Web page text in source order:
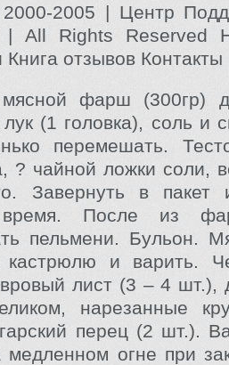
2005 | Центр
| All Rights Reserved
отзывов Контакты
фарш (300гр)
(1 головка), соль и
перемешать.
? чайной ложки соли,
Завернуть в пакет
время. После из
пельмени. Бульон.
кастрюлю и варить.
лист (3 – 4 шт.),
нарезанные
перец (2 шт.).
огне при